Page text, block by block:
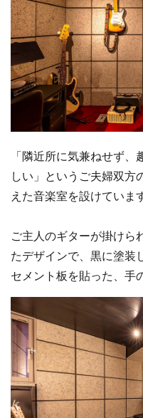
「隣近所に気兼ねせず
しい」というご夫婦双方
えた音楽室を設けていま
ご主人のギターが掛けら
たデザインで、黒に塗装
セメント板を貼った、手